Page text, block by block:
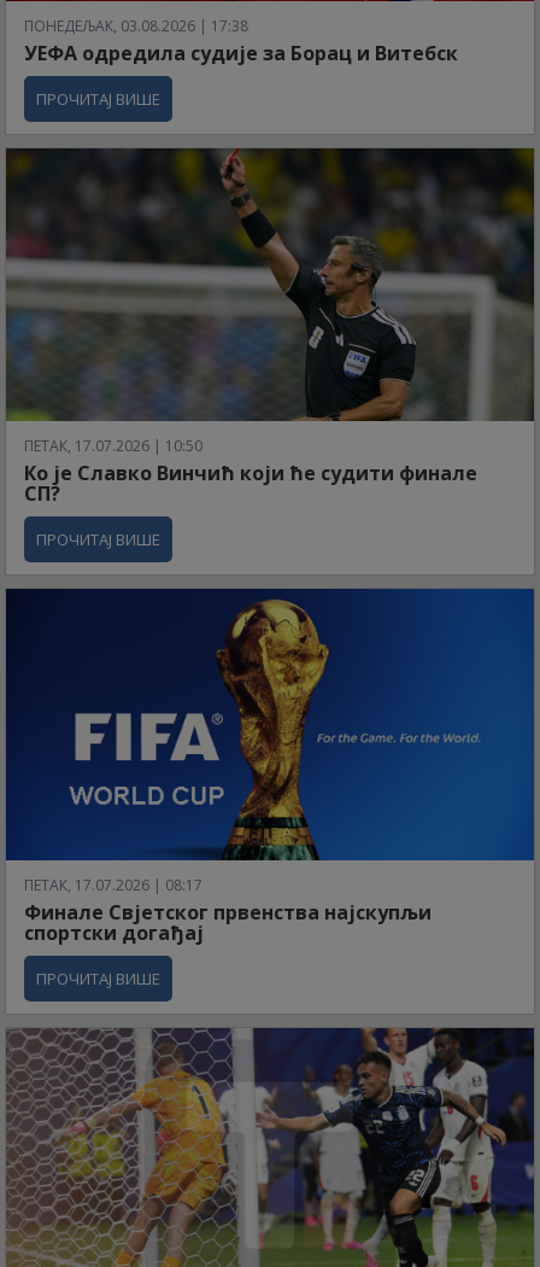
ПОНЕДЕЉАК, 03.08.2026 | 17:38
УЕФА одредила судије за Борац и Витебск
ПРОЧИТАЈ ВИШЕ
ПЕТАК, 17.07.2026 | 10:50
Ко је Славко Винчић који ће судити финале
СП?
ПРОЧИТАЈ ВИШЕ
ПЕТАК, 17.07.2026 | 08:17
Финале Свјетског првенства најскупљи
спортски догађај
ПРОЧИТАЈ ВИШЕ